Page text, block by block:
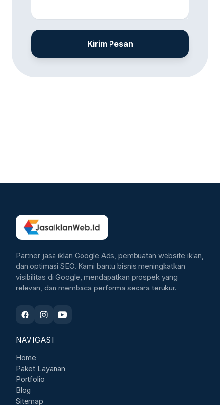
Kirim Pesan
Partner jasa iklan Google Ads, pembuatan website iklan,
dan optimasi SEO. Kami bantu bisnis meningkatkan
visibilitas di Google, mendapatkan prospek yang
relevan, dan membaca performa secara terukur.
NAVIGASI
Home
Paket Layanan
Portfolio
Blog
Sitemap